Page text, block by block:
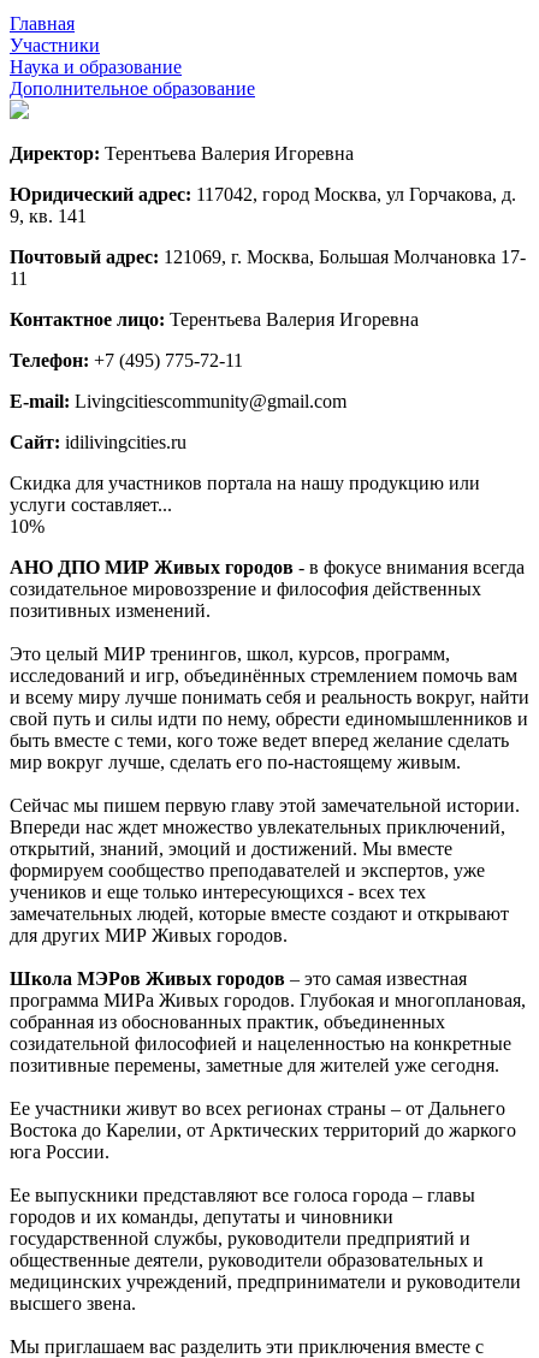
Главная
Участники
Наука и образование
Дополнительное образование
Директор: Терентьева Валерия Игоревна
Юридический адрес: 117042, город Москва, ул Горчакова, д.
9, кв. 141
Почтовый адрес: 121069, г. Москва, Большая Молчановка 17-
11
Контактное лицо: Терентьева Валерия Игоревна
Телефон: +7 (495) 775-72-11
E-mail: Livingcitiescommunity@gmail.com
Сайт: idilivingcities.ru
Скидка для участников портала на нашу продукцию или
услуги составляет...
10%
АНО ДПО МИР Живых городов - в фокусе внимания всегда
созидательное мировоззрение и философия действенных
позитивных изменений.
Это целый МИР тренингов, школ, курсов, программ,
исследований и игр, объединённых стремлением помочь вам
и всему миру лучше понимать себя и реальность вокруг, найти
свой путь и силы идти по нему, обрести единомышленников и
быть вместе с теми, кого тоже ведет вперед желание сделать
мир вокруг лучше, сделать его по-настоящему живым.
Сейчас мы пишем первую главу этой замечательной истории.
Впереди нас ждет множество увлекательных приключений,
открытий, знаний, эмоций и достижений. Мы вместе
формируем сообщество преподавателей и экспертов, уже
учеников и еще только интересующихся - всех тех
замечательных людей, которые вместе создают и открывают
для других МИР Живых городов.
Школа МЭРов Живых городов – это самая известная
программа МИРа Живых городов. Глубокая и многоплановая,
собранная из обоснованных практик, объединенных
созидательной философией и нацеленностью на конкретные
позитивные перемены, заметные для жителей уже сегодня.
Ее участники живут во всех регионах страны – от Дальнего
Востока до Карелии, от Арктических территорий до жаркого
юга России.
Ее выпускники представляют все голоса города – главы
городов и их команды, депутаты и чиновники
государственной службы, руководители предприятий и
общественные деятели, руководители образовательных и
медицинских учреждений, предприниматели и руководители
высшего звена.
Мы приглашаем вас разделить эти приключения вместе с